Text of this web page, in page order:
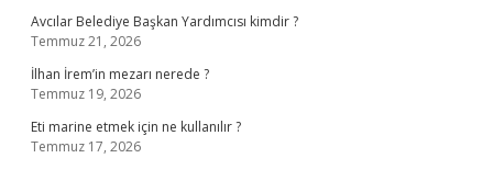
Avcılar Belediye Başkan Yardımcısı kimdir ?
Temmuz 21, 2026
İlhan İrem’in mezarı nerede ?
Temmuz 19, 2026
Eti marine etmek için ne kullanılır ?
Temmuz 17, 2026